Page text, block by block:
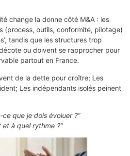
change la donne côté M&A : les
(process, outils, conformité, pilotage)
tandis que les structures trop
ou doivent se rapprocher pour
partout en France.
de la dette pour croître; Les
Les indépendants isolés peinent
ce que je dois évoluer ?”
et à quel rythme ?”